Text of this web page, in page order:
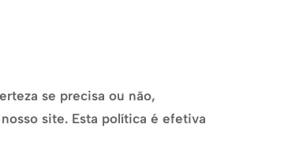
se precisa ou não,
site. Esta política é efetiva